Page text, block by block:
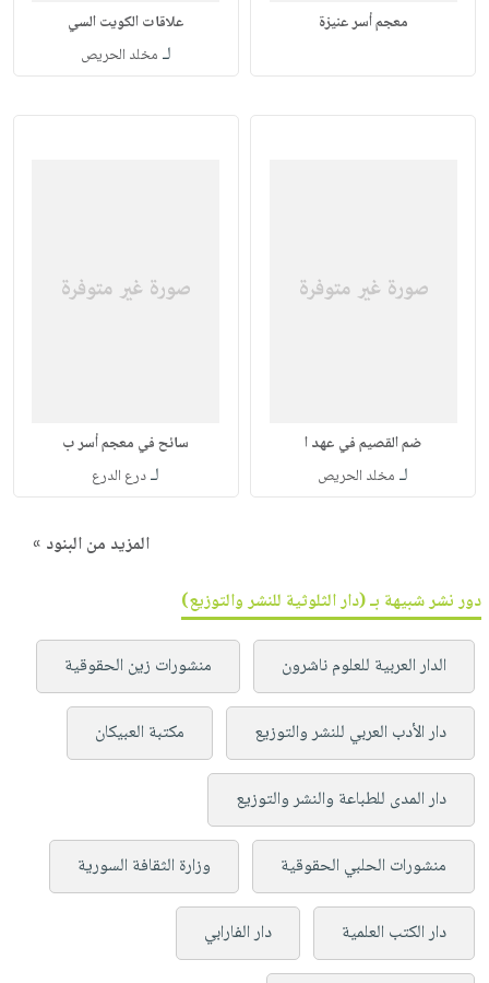
معجم أسر عنيزة علاقات الكويت السي
لـ مخلد الحريص
ضم القصيم في عهد ا
لـ مخلد الحريص
سائح في معجم أسر ب
لـدرع الدرع
المزيد من البنود »
دور نشر شبيهة بـ (دار الثلوثية للنشر والتوزيع)
الدار العربية للعلوم ناشرون منشورات زين الحقوقية
دار الأدب العربي للنشر والتوزيع مكتبة العبيكان
دار المدى للطباعة والنشر والتوزيع
منشورات الحلبي الحقوقية وزارة الثقافة السورية
دار الكتب العلمية دار الفارابي